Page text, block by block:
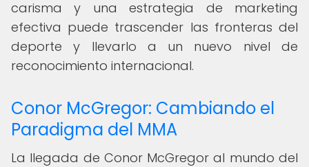
carisma y una estrategia de marketing
efectiva puede trascender las fronteras del
deporte y llevarlo a un nuevo nivel de
reconocimiento internacional.
Conor McGregor: Cambiando el
Paradigma del MMA
La llegada de Conor McGregor al mundo del